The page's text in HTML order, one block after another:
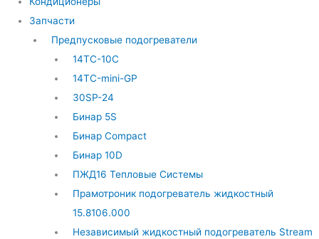
Запчасти
Предпусковые подогреватели
14ТС-10С
14ТС-mini-GP
30SP-24
Бинар 5S
Бинар Compact
Бинар 10D
ПЖД16 Тепловые Системы
Прамотроник подогреватель жидкостный
15.8106.000
Независимый жидкостный подогреватель Stream